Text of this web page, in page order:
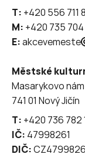
T: +420 556 711
M: +420 735
E:akcevemeste
Městské
Masarykovo
741 01 Nový Jičín
T: +420 736 782
IČ: 47998261
DIČ: